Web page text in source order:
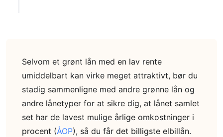
Selvom et grønt lån med en lav rente
umiddelbart kan virke meget attraktivt, bør du
stadig sammenligne med andre grønne lån og
andre lånetyper for at sikre dig, at lånet samlet
set har de lavest mulige årlige omkostninger i
procent (ÅOP), så du får det billigste elbillån.